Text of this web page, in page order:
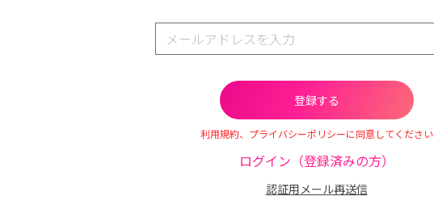
利用規約、プライバシーポリシーに同意してください
ログイン（登録済みの方）
認証用メール再送信